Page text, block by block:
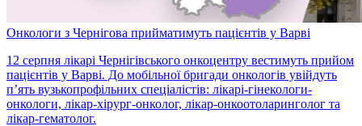
Онкологи з Чернігова прийматимуть пацієнтів у Варві
12 серпня лікарі Чернігівського онкоцентру вестимуть прийом
пацієнтів у Варві. До мобільної бригади онкологів увійдуть
п’ять вузькопрофільних спеціалістів: лікарі-гінекологи-
онкологи, лікар-хірург-онколог, лікар-онкоотоларинголог та
лікар-гематолог.